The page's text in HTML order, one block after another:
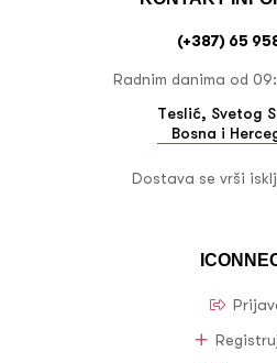
(+387) 65
Radnim danima od
Teslić, Svetog
Bosna i
Dostava se vrši